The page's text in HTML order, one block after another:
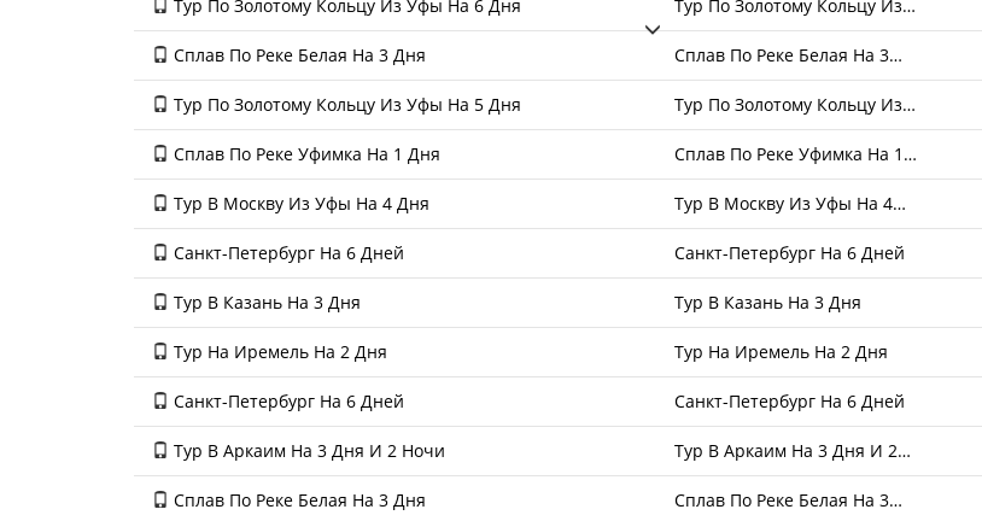
Тур По Золотому Кольцу Из Уфы На 6 Дня Тур По Золотому Кольцу Из…
Сплав По Реке Белая На 3 Дня Сплав По Реке Белая На 3…
Тур По Золотому Кольцу Из Уфы На 5 Дня Тур По Золотому Кольцу Из…
Сплав По Реке Уфимка На 1 Дня Сплав По Реке Уфимка На 1…
Тур В Москву Из Уфы На 4 Дня Тур В Москву Из Уфы На 4…
Санкт-Петербург На 6 Дней Санкт-Петербург На 6 Дней
Тур В Казань На 3 Дня Тур В Казань На 3 Дня
Тур На Иремель На 2 Дня Тур На Иремель На 2 Дня
Санкт-Петербург На 6 Дней Санкт-Петербург На 6 Дней
Тур В Аркаим На 3 Дня И 2 Ночи Тур В Аркаим На 3 Дня И 2…
Сплав По Реке Белая На 3 Дня Сплав По Реке Белая На 3…